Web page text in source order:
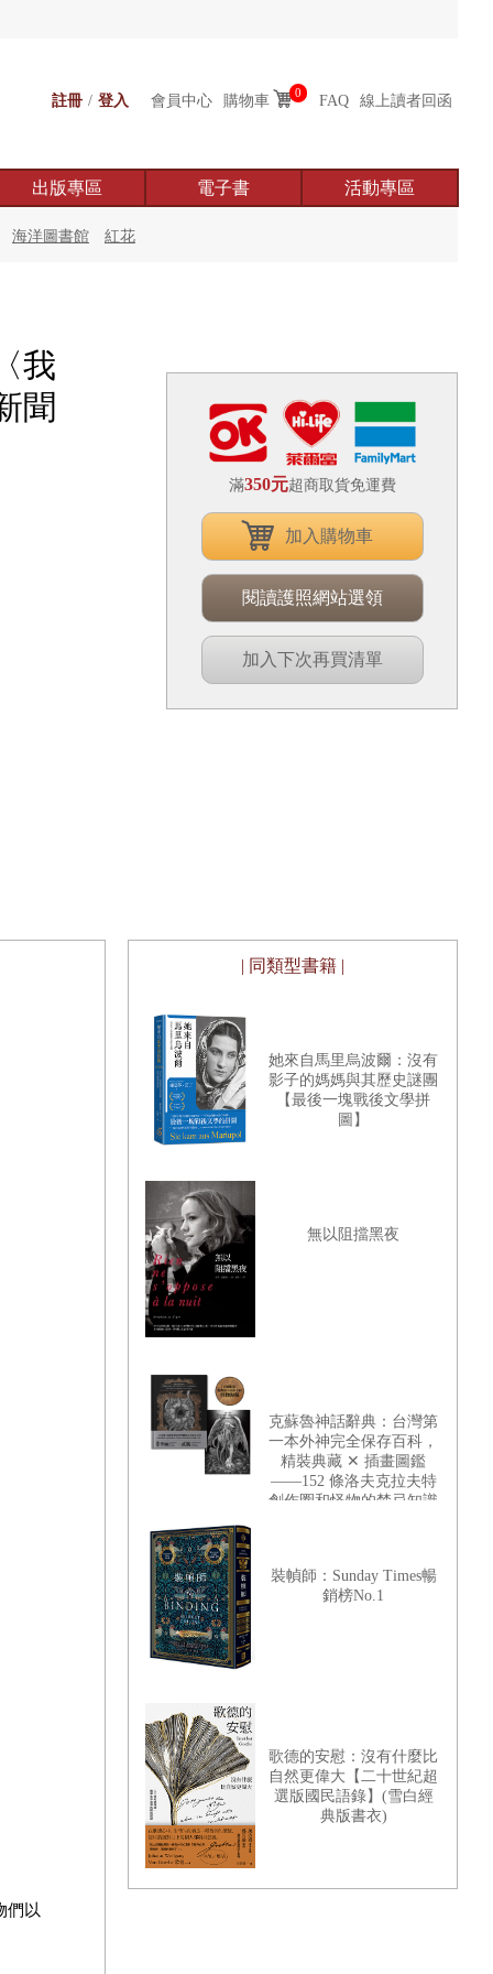
註冊 / 登入 會員中心 購物車 0 FAQ 線上讀者回函
出版專區 電子書 活動專區
海洋圖書館 紅花
我
聞
滿350元超商取貨免運費
加入購物車
閱讀護照網站選領
加入下次再買清單
們以
| 同類型書籍 |
她來自馬里烏波爾：沒有
影子的媽媽與其歷史謎團
【最後一塊戰後文學拼
圖】
無以阻擋黑夜
克蘇魯神話辭典：台灣第
一本外神完全保存百科，
精裝典藏 ✕ 插畫圖鑑
——152 條洛夫克拉夫特
創作圈和怪物的禁忌知識
裝幀師：Sunday Times暢
銷榜No.1
歌德的安慰：沒有什麼比
自然更偉大【二十世紀超
選版國民語錄】(雪白經
典版書衣)